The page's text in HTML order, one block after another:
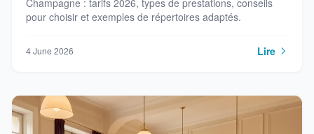
Champagne : tarifs 2026, types de prestations, conseils
pour choisir et exemples de répertoires adaptés.
4 June 2026 Lire